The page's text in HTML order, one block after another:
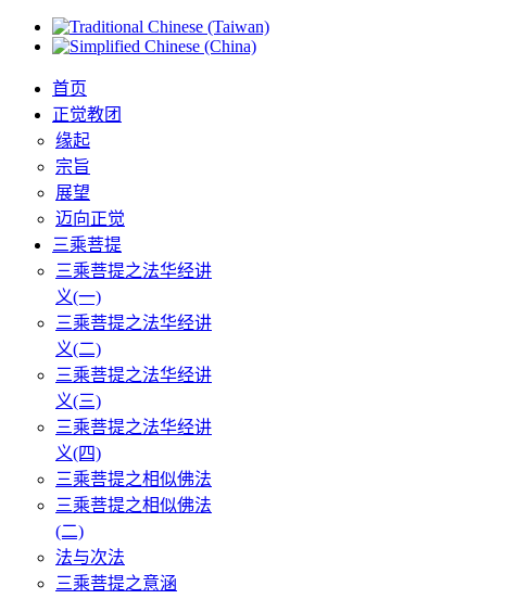
首页
正觉教团
缘起
宗旨
展望
迈向正觉
三乘菩提
三乘菩提之法华经讲
义(一)
三乘菩提之法华经讲
义(二)
三乘菩提之法华经讲
义(三)
三乘菩提之法华经讲
义(四)
三乘菩提之相似佛法
三乘菩提之相似佛法
(二)
法与次法
三乘菩提之意涵